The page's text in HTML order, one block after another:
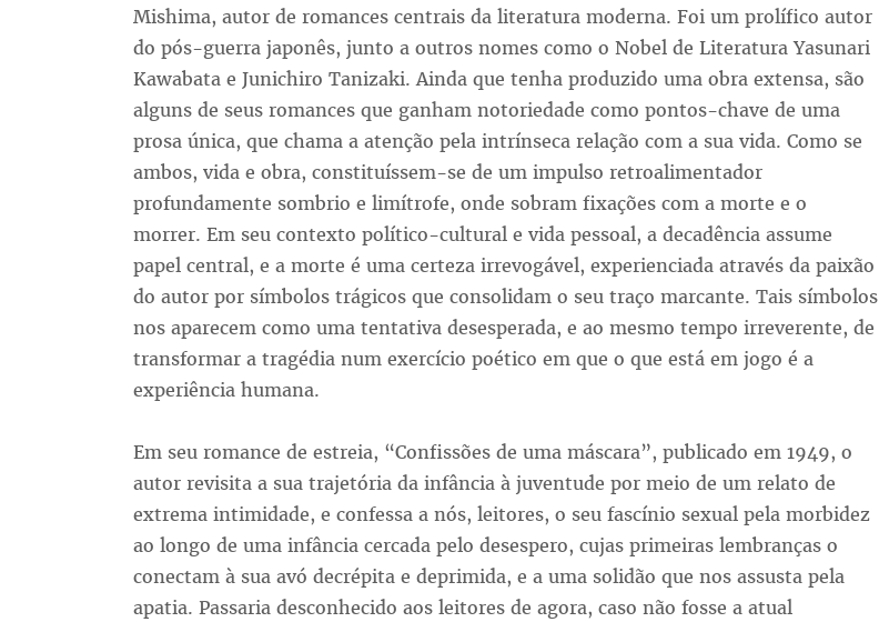
Mishima, autor de romances centrais da literatura moderna. Foi um prolífico autor
do pós-guerra japonês, junto a outros nomes como o Nobel de Literatura Yasunari
Kawabata e Junichiro Tanizaki. Ainda que tenha produzido uma obra extensa, são
alguns de seus romances que ganham notoriedade como pontos-chave de uma
prosa única, que chama a atenção pela intrínseca relação com a sua vida. Como se
ambos, vida e obra, constituíssem-se de um impulso retroalimentador
profundamente sombrio e limítrofe, onde sobram fixações com a morte e o
morrer. Em seu contexto político-cultural e vida pessoal, a decadência assume
papel central, e a morte é uma certeza irrevogável, experienciada através da paixão
do autor por símbolos trágicos que consolidam o seu traço marcante. Tais símbolos
nos aparecem como uma tentativa desesperada, e ao mesmo tempo irreverente, de
transformar a tragédia num exercício poético em que o que está em jogo é a
experiência humana.
Em seu romance de estreia, “Confissões de uma máscara”, publicado em 1949, o
autor revisita a sua trajetória da infância à juventude por meio de um relato de
extrema intimidade, e confessa a nós, leitores, o seu fascínio sexual pela morbidez
ao longo de uma infância cercada pelo desespero, cujas primeiras lembranças o
conectam à sua avó decrépita e deprimida, e a uma solidão que nos assusta pela
apatia. Passaria desconhecido aos leitores de agora, caso não fosse a atual